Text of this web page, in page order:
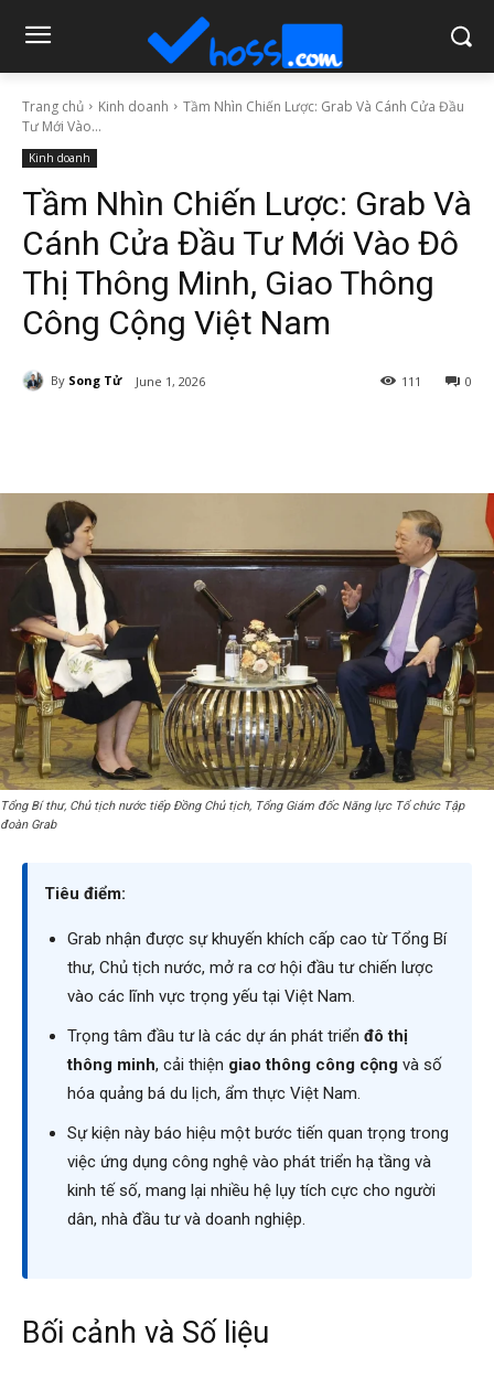
Trang chủ Kinh doanh
Tầm Nhìn Chiến Lược: Grab Và Cánh Cửa Đầu
Tư Mới Vào...
Kinh doanh
Tầm Nhìn Chiến Lược: Grab Và
Cánh Cửa Đầu Tư Mới Vào Đô
Thị Thông Minh, Giao Thông
Công Cộng Việt Nam
By Song Tử June 1, 2026 0
111
Tổng Bí thư, Chủ tịch nước tiếp Đồng Chủ tịch, Tổng Giám đốc Năng lực Tổ chức Tập
đoàn Grab
Tiêu điểm:
Grab nhận được sự khuyến khích cấp cao từ Tổng Bí
thư, Chủ tịch nước, mở ra cơ hội đầu tư chiến lược
vào các lĩnh vực trọng yếu tại Việt Nam.
Trọng tâm đầu tư là các dự án phát triển đô thị
thông minh, cải thiện giao thông công cộng và số
hóa quảng bá du lịch, ẩm thực Việt Nam.
Sự kiện này báo hiệu một bước tiến quan trọng trong
việc ứng dụng công nghệ vào phát triển hạ tầng và
kinh tế số, mang lại nhiều hệ lụy tích cực cho người
dân, nhà đầu tư và doanh nghiệp.
Bối cảnh và Số liệu